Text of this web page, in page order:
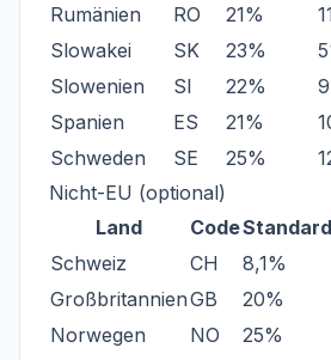
Rumänien
RO 21%
Slowakei
SK 23%
Slowenien
SI 22%
Spanien
ES 21%
Schweden
SE 25%
Nicht-EU (optional)
Land
CodeStandard
Schweiz
CH 8,1%
GroßbritannienGB 20%
Norwegen
NO 25%